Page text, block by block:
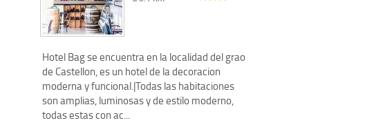
Hotel Bag se encuentra en la localidad del grao
de Castellon, es un hotel de la decoracion
moderna y funcional.|Todas las habitaciones
son amplias, luminosas y de estilo moderno,
todas estas con ac...